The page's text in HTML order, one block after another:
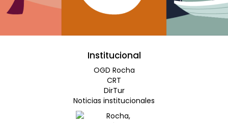
Institucional
OGD Rocha
CRT
DirTur
Noticias institucionales